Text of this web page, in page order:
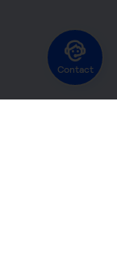
Contact